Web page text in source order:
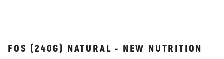
FOS (240G) NATURAL - NEW NUTRITION